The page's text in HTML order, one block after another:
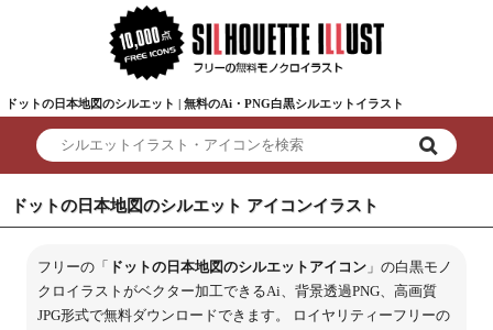
ドットの日本地図のシルエット | 無料のAi・PNG白黒シルエットイラスト
ドットの日本地図のシルエット アイコンイラスト
フリーの「 ドットの日本地図のシルエットアイコン」の白黒モノ
クロイラストがベクター加工できるAi、背景透過PNG、高画質
JPG形式で無料ダウンロードできます。 ロイヤリティーフリーの